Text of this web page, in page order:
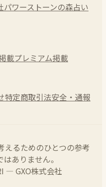
パワーストーンの森占い
載プレミアム掲載
特定商取引法安全・通報
えるためのひとつの参考
ありません。
— GXO株式会社